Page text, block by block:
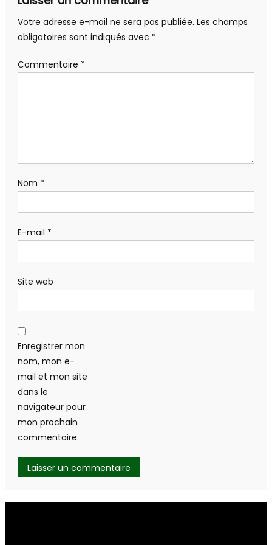
Votre adresse e-mail ne sera pas publiée. Les champs
obligatoires sont indiqués avec *
Commentaire *
Nom *
E-mail *
Site web
Enregistrer mon
nom, mon e-
mail et mon site
dans le
navigateur pour
mon prochain
commentaire.